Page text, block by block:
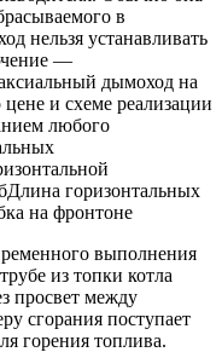
в
нельзя устанавливать
—
дымоход на
и схеме реализации
любого
горизонтальных
на фронтоне
выполнения
из топки котла
просвет между
сгорания поступает
горения топлива.